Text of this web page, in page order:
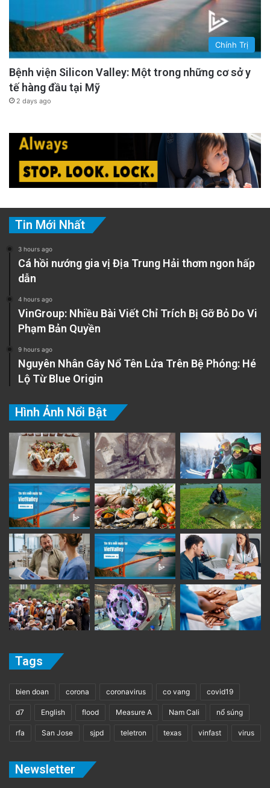
Chính Trị
Bệnh viện Silicon Valley: Một trong những cơ sở y
tế hàng đầu tại Mỹ
2 days ago
Tin Mới Nhất
3 hours ago
Cá hồi nướng gia vị Địa Trung Hải thơm ngon hấp
dẫn
4 hours ago
VinGroup: Nhiều Bài Viết Chỉ Trích Bị Gỡ Bỏ Do Vi
Phạm Bản Quyền
9 hours ago
Nguyên Nhân Gây Nổ Tên Lửa Trên Bệ Phóng: Hé
Lộ Từ Blue Origin
Hình Ảnh Nổi Bật
Tags
bien doan corona coronavirus co vang covid19
d7 English flood Measure A Nam Cali nổ súng
rfa San Jose sjpd teletron texas vinfast virus
Newsletter